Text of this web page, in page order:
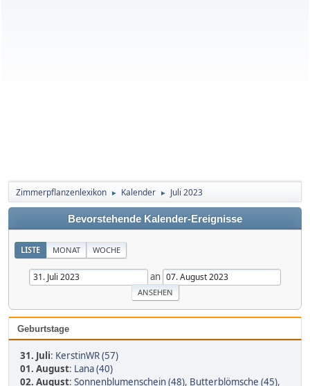
Zimmerpflanzenlexikon ► Kalender ► Juli 2023
Bevorstehende Kalender-Ereignisse
LISTE MONAT WOCHE
an
Geburtstage
31. Juli: KerstinWR (57)
01. August: Lana (40)
02. August: Sonnenblumenschein (48), Butterblömsche (45),